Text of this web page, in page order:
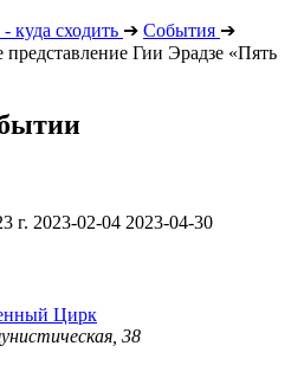
сходить ➔ События ➔
представление Гии Эрадзе «Пять
г. 2023-02-04 2023-04-30
Цирк
38